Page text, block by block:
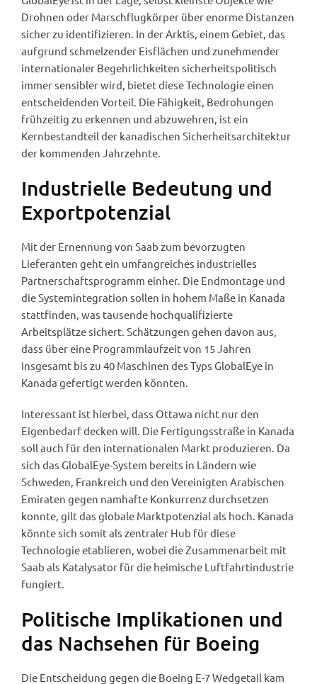
Drohnen oder Marschflugkörper über enorme Distanzen
sicher zu identifizieren. In der Arktis, einem Gebiet, das
aufgrund schmelzender Eisflächen und zunehmender
internationaler Begehrlichkeiten sicherheitspolitisch
immer sensibler wird, bietet diese Technologie einen
entscheidenden Vorteil. Die Fähigkeit, Bedrohungen
frühzeitig zu erkennen und abzuwehren, ist ein
Kernbestandteil der kanadischen Sicherheitsarchitektur
der kommenden Jahrzehnte.
Industrielle Bedeutung und
Exportpotenzial
Mit der Ernennung von Saab zum bevorzugten
Lieferanten geht ein umfangreiches industrielles
Partnerschaftsprogramm einher. Die Endmontage und
die Systemintegration sollen in hohem Maße in Kanada
stattfinden, was tausende hochqualifizierte
Arbeitsplätze sichert. Schätzungen gehen davon aus,
dass über eine Programmlaufzeit von 15 Jahren
insgesamt bis zu 40 Maschinen des Typs GlobalEye in
Kanada gefertigt werden könnten.
Interessant ist hierbei, dass Ottawa nicht nur den
Eigenbedarf decken will. Die Fertigungsstraße in Kanada
soll auch für den internationalen Markt produzieren. Da
sich das GlobalEye-System bereits in Ländern wie
Schweden, Frankreich und den Vereinigten Arabischen
Emiraten gegen namhafte Konkurrenz durchsetzen
konnte, gilt das globale Marktpotenzial als hoch. Kanada
könnte sich somit als zentraler Hub für diese
Technologie etablieren, wobei die Zusammenarbeit mit
Saab als Katalysator für die heimische Luftfahrtindustrie
fungiert.
Politische Implikationen und
das Nachsehen für Boeing
Die Entscheidung gegen die Boeing E-7 Wedgetail kam